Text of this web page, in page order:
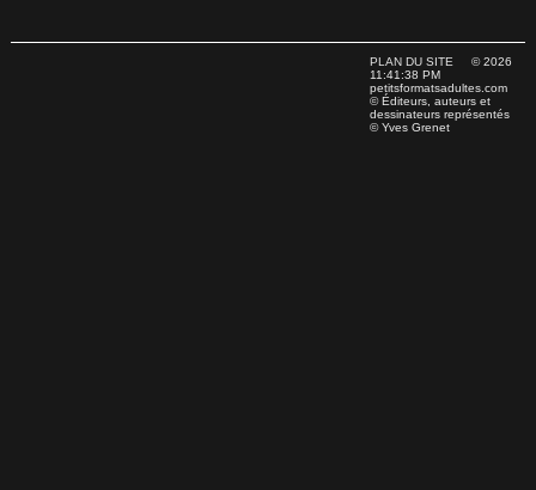
PLAN DU SITE © 2026
11:41:38 PM
petitsformatsadultes.com
© Éditeurs, auteurs et
dessinateurs représentés
© Yves Grenet